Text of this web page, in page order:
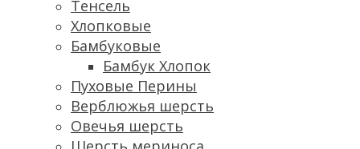
Тенсель
Хлопковые
Бамбуковые
Бамбук Хлопок
Пуховые Перины
Верблюжья шерсть
Овечья шерсть